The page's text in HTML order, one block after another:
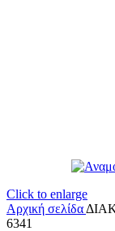
Click to enlarge
Αρχική σελίδα
6341